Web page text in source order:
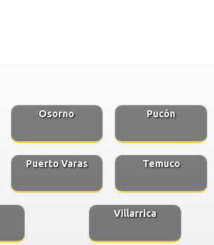
Osorno Pucón
Puerto Varas Temuco
Villarrica